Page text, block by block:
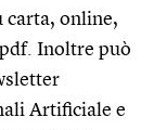
carta, online,
Inoltre può
Artificiale e